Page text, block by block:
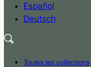
Español
Deutsch
Toutes les collections